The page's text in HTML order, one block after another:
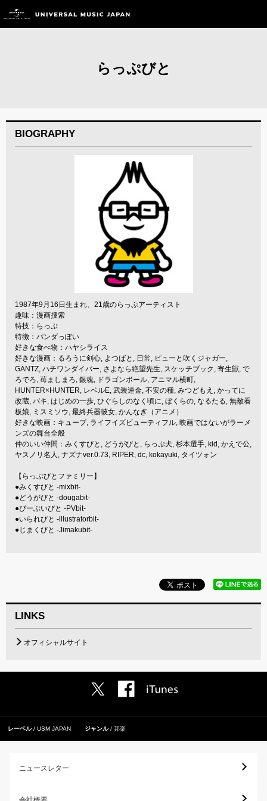
らっぷびと
BIOGRAPHY
1987年9月16日生まれ、21歳のらっぷアーティスト
趣味：漫画捜索
特技：らっぷ
特徴：パンダっぽい
好きな食べ物：ハヤシライス
好きな漫画：るろうに剣心, よつばと, 日常, ピューと吹くジャガー,
GANTZ, ハチワンダイバー, さよなら絶望先生, スケッチブック, 寄生獣, で
ろでろ, 苺ましまろ, 銀魂, ドラゴンボール, アニマル横町,
HUNTER×HUNTER, レベルE, 武装連金, 不安の種, みつどもえ, かってに
改蔵, バキ, はじめの一歩, ひぐらしのなく頃に, ぼくらの, なるたる, 無敵看
板娘, ミスミソウ, 最終兵器彼女, かんなぎ（アニメ）
好きな映画：キューブ, ライフイズビューティフル, 映画ではないがラーメ
ンズの舞台全般
仲のいい仲間：みくすびと, どうがびと, らっぷ犬, 杉本選手, kid, かえで公,
ヤスノリ名人, ナズナver.0.73, RIPER, dc, kokayuki, タイツォン
【らっぷびとファミリー】
●みくすびと -mixbit-
●どうがびと -dougabit-
●ぴーぶいびと -PVbit-
●いられびと -illustratorbit-
●じまくびと -Jimakubit-
LINKS
オフィシャルサイト
レーベル USM JAPAN ジャンル 邦楽
ニュースレター